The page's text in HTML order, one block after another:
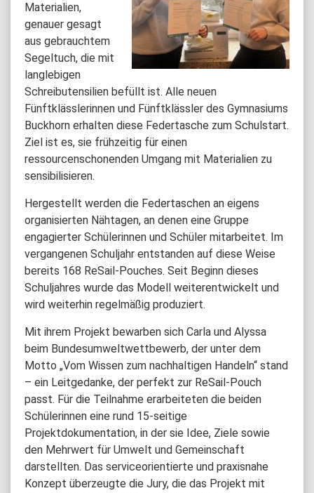
Materialien,
genauer gesagt
aus gebrauchtem
Segeltuch, die mit
langlebigen
Schreibutensilien befüllt ist. Alle neuen
Fünftklässlerinnen und Fünftklässler des Gymnasiums
Buckhorn erhalten diese Federtasche zum Schulstart.
Ziel ist es, sie frühzeitig für einen
ressourcenschonenden Umgang mit Materialien zu
sensibilisieren.
Hergestellt werden die Federtaschen an eigens
organisierten Nähtagen, an denen eine Gruppe
engagierter Schülerinnen und Schüler mitarbeitet. Im
vergangenen Schuljahr entstanden auf diese Weise
bereits 168 ReSail-Pouches. Seit Beginn dieses
Schuljahres wurde das Modell weiterentwickelt und
wird weiterhin regelmäßig produziert.
Mit ihrem Projekt bewarben sich Carla und Alyssa
beim Bundesumweltwettbewerb, der unter dem
Motto „Vom Wissen zum nachhaltigen Handeln“ stand
– ein Leitgedanke, der perfekt zur ReSail-Pouch
passt. Für die Teilnahme erarbeiteten die beiden
Schülerinnen eine rund 15-seitige
Projektdokumentation, in der sie Idee, Ziele sowie
den Mehrwert für Umwelt und Gemeinschaft
darstellten. Das serviceorientierte und praxisnahe
Konzept überzeugte die Jury, die das Projekt mit